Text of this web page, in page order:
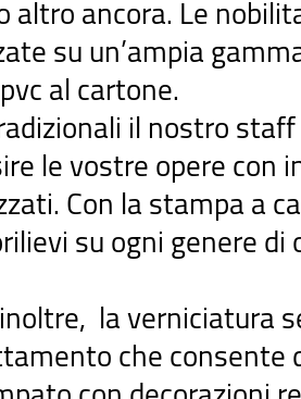
altro ancora. Le
su un’ampia
al cartone.
il nostro
le vostre opere con
Con la stampa a
su ogni genere di
la verniciatura
che